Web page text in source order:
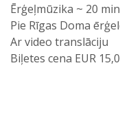
Ērģeļmūzika ~ 20
Pie Rīgas Doma
Ar video translāciju
Biļetes cena EUR